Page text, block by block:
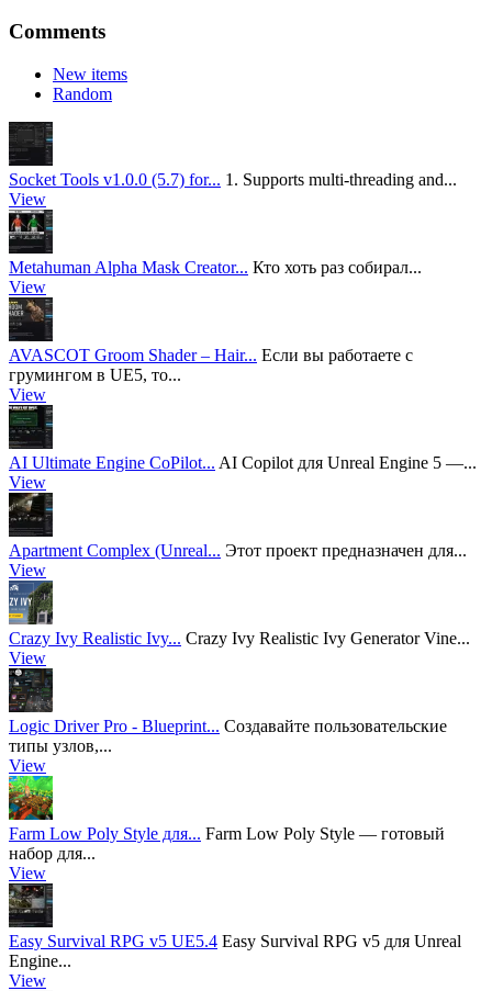
Comments
New items
Random
Socket Tools v1.0.0 (5.7) for... 1. Supports multi-threading and...
View
Metahuman Alpha Mask Creator... Кто хоть раз собирал...
View
AVASCOT Groom Shader – Hair... Если вы работаете с
грумингом в UE5, то...
View
AI Ultimate Engine CoPilot... AI Copilot для Unreal Engine 5 —...
View
Apartment Complex (Unreal... Этот проект предназначен для...
View
Crazy Ivy Realistic Ivy... Crazy Ivy Realistic Ivy Generator Vine...
View
Logic Driver Pro - Blueprint... Создавайте пользовательские
типы узлов,...
View
Farm Low Poly Style для... Farm Low Poly Style — готовый
набор для...
View
Easy Survival RPG v5 UE5.4 Easy Survival RPG v5 для Unreal
Engine...
View